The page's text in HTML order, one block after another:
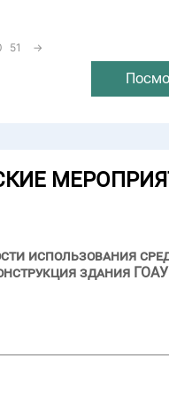
51 →
использования
здания